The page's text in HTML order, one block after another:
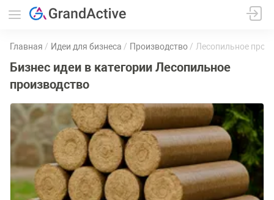
Главная Идеи для бизнеса Производство Лесопильное
Бизнес идеи в категории Лесопильное
производство